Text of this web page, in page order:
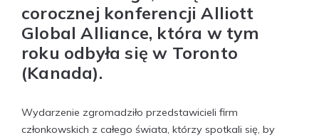
corocznej konferencjiAlliott
Global Alliance, która w tym
roku odbyła się w Toronto
(Kanada).
Wydarzenie zgromadziło przedstawicieli firm
członkowskich z całego świata, którzy spotkali się, by